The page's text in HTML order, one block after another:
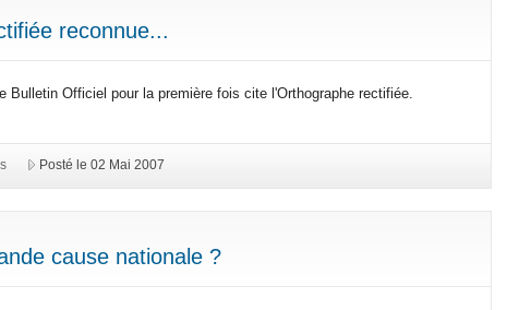
reconnue...
Bulletin Officiel pour la première fois cite l'Orthographe rectifiée.
Posté le 02 Mai 2007
cause nationale ?